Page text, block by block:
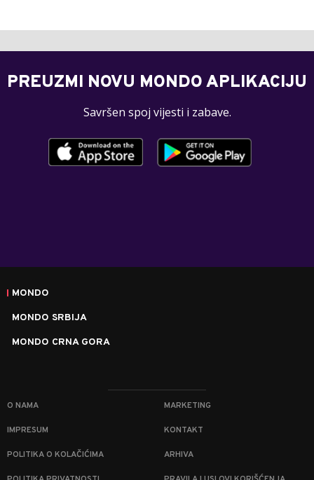
PREUZMI NOVU MONDO APLIKACIJU
Savršen spoj vijesti i zabave.
MONDO
MONDO SRBIJA
MONDO CRNA GORA
O NAMA MARKETING
IMPRESUM KONTAKT
POLITIKA O KOLAČIĆIMA ARHIVA